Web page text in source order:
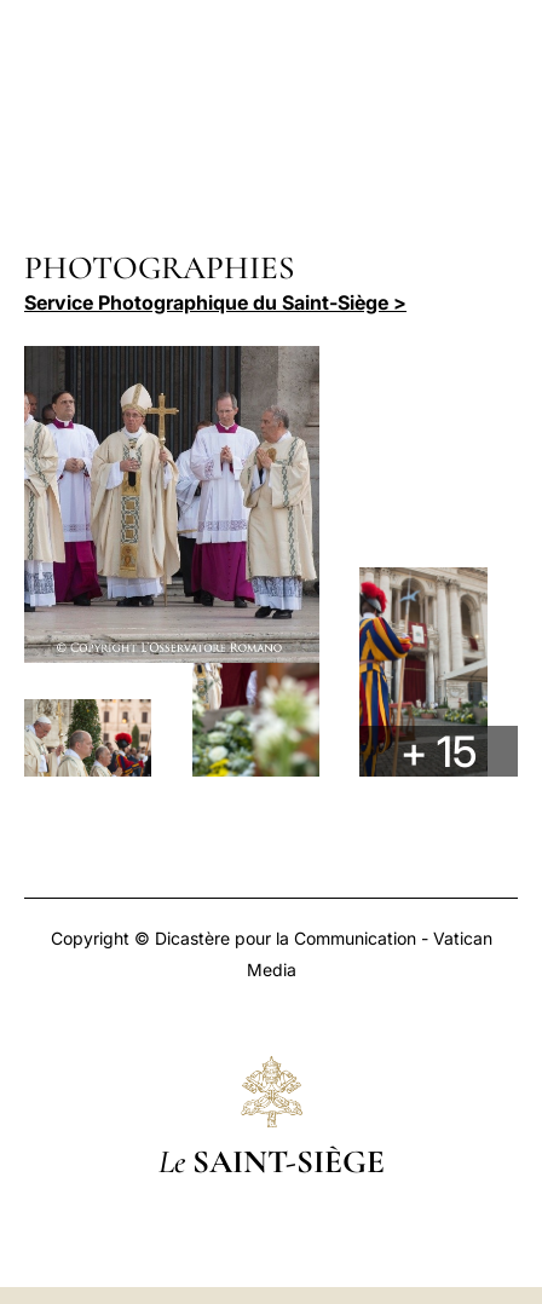
PHOTOGRAPHIES
Service Photographique du Saint-Siège >
+ 15
Copyright © Dicastère pour la Communication - Vatican
Media
Le SAINT-SIÈGE